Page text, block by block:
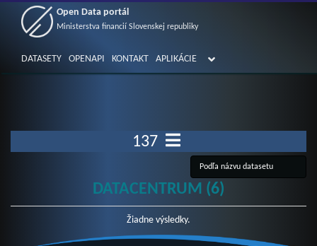
Open Data portál
Ministerstva financií Slovenskej republiky
DATASETY OPENAPI KONTAKT APLIKÁCIE
137
DATACENTRUM (6)
Žiadne výsledky.